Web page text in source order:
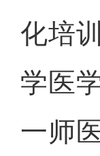
化培
学医
一师